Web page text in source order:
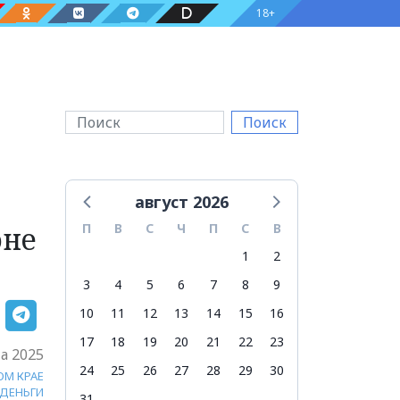
18+
Поиск
2025
КРАЕ
ДЕНЬГИ
август 2026
П В С Ч П С
В
1
2
3
4 5 6 7 8
9
10
11 12 13 14 15
16
17
18 19 20 21 22
23
24
25 26 27 28 29
30